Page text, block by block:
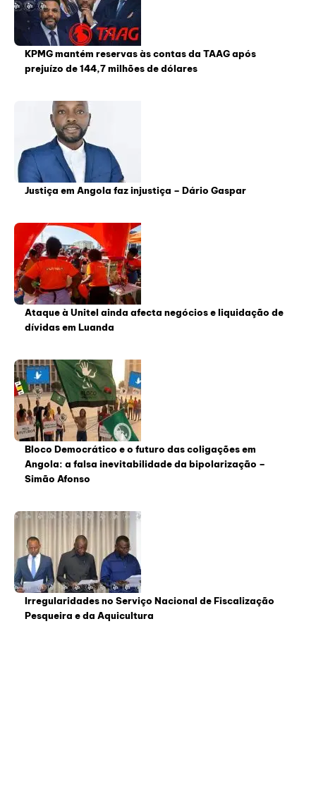
KPMG mantém reservas às contas da TAAG após
prejuízo de 144,7 milhões de dólares
Justiça em Angola faz injustiça – Dário Gaspar
Ataque à Unitel ainda afecta negócios e liquidação de
dívidas em Luanda
Bloco Democrático e o futuro das coligações em
Angola: a falsa inevitabilidade da bipolarização –
Simão Afonso
Irregularidades no Serviço Nacional de Fiscalização
Pesqueira e da Aquicultura